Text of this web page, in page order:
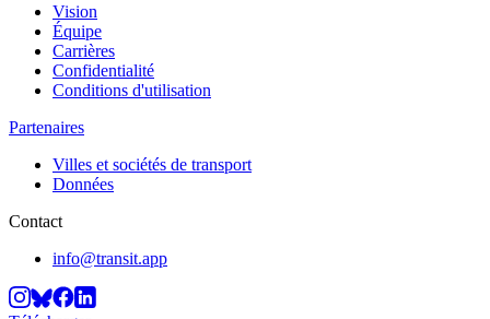
Vision
Équipe
Carrières
Confidentialité
Conditions d'utilisation
Partenaires
Villes et sociétés de transport
Données
Contact
info@transit.app